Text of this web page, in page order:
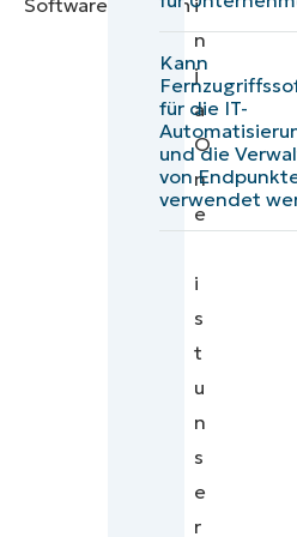
(Capterra)
Abschließende
Bewertungen und
von den
sichersten
Unsere
die führenden
i
n
j
a
O
n
e
i
s
t
u
n
s
e
r
Kann
für die IT-
und die
von
verwendet